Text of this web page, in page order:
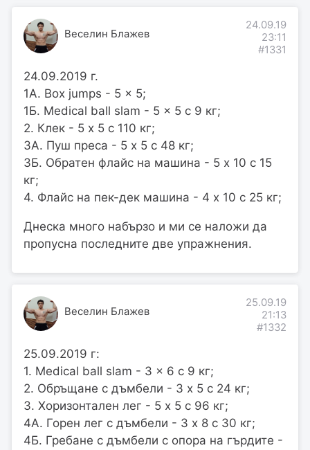
Веселин Блажев
24.09.19
23:11
#1331
24.09.2019 г.
1А. Box jumps - 5 x 5;
1Б. Medical ball slam - 5 x 5 с 9 кг;
2. Клек - 5 х 5 с 110 кг;
3А. Пуш преса - 5 х 5 с 48 кг;
3Б. Обратен флайс на машина - 5 х 10 с 15
кг;
4. Флайс на пек-дек машина - 4 х 10 с 25 кг;
Днеска много набързо и ми се наложи да
пропусна последните две упражнения.
Веселин Блажев
25.09.19
21:13
#1332
25.09.2019 г:
1. Medical ball slam - 3 x 6 с 9 кг;
2. Обръщане с дъмбели - 3 х 5 с 24 кг;
3. Хоризонтален лег - 5 x 5 с 96 кг;
4А. Горен лег с дъмбели - 3 х 8 с 30 кг;
4Б. Гребане с дъмбели с опора на гърдите -